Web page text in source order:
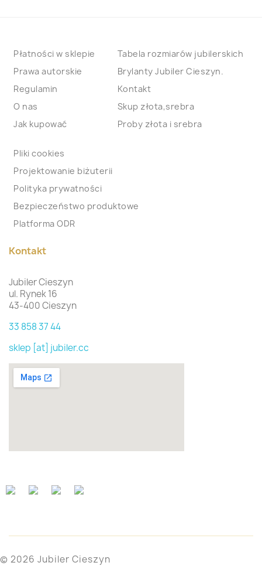
Płatności w sklepie
Prawa autorskie
Regulamin
O nas
Jak kupować
Tabela rozmiarów jubilerskich
Brylanty Jubiler Cieszyn.
Kontakt
Skup złota,srebra
Proby złota i srebra
Pliki cookies
Projektowanie biżuterii
Polityka prywatności
Bezpieczeństwo produktowe
Platforma ODR
Kontakt
Jubiler Cieszyn
ul. Rynek 16
43-400 Cieszyn
33 858 37 44
sklep [at] jubiler.cc
© 2026 Jubiler Cieszyn